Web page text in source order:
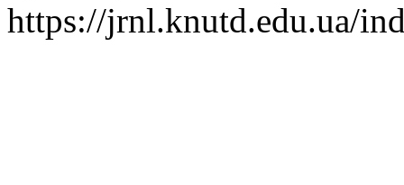
https://jrnl.knutd.edu.ua/